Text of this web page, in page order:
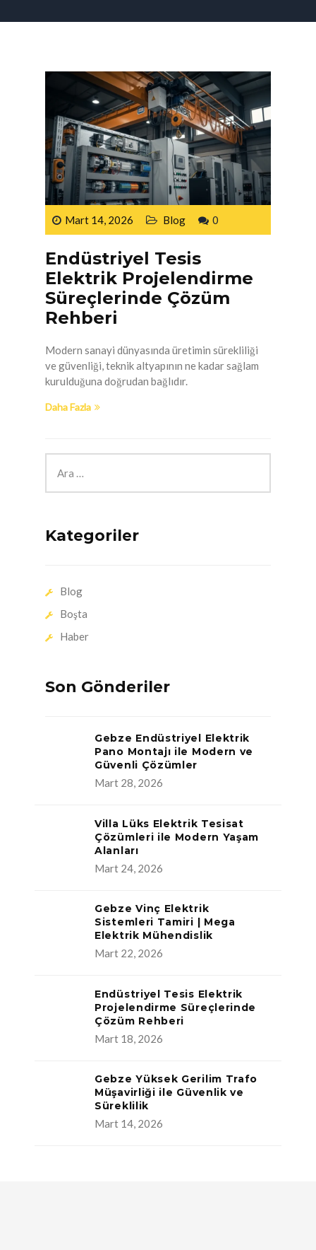
ELEKTRIK İÇ TESISAT UYGUNLUK
PARATONER ÖLÇÜMÜ
VINÇ SERVISI
Mart 14, 2026 Blog 0
Endüstriyel Tesis
Elektrik Projelendirme
Süreçlerinde Çözüm
Rehberi
Modern sanayi dünyasında üretimin sürekliliği
ve güvenliği, teknik altyapının ne kadar sağlam
kurulduğuna doğrudan bağlıdır.
Daha Fazla
Kategoriler
Blog
Boşta
Haber
Son Gönderiler
Gebze Endüstriyel Elektrik
Pano Montajı ile Modern ve
Güvenli Çözümler
Mart 28, 2026
Villa Lüks Elektrik Tesisat
Çözümleri ile Modern Yaşam
Alanları
Mart 24, 2026
Gebze Vinç Elektrik
Sistemleri Tamiri | Mega
Elektrik Mühendislik
Mart 22, 2026
Endüstriyel Tesis Elektrik
Projelendirme Süreçlerinde
Çözüm Rehberi
Mart 18, 2026
Gebze Yüksek Gerilim Trafo
Müşavirliği ile Güvenlik ve
Süreklilik
Mart 14, 2026